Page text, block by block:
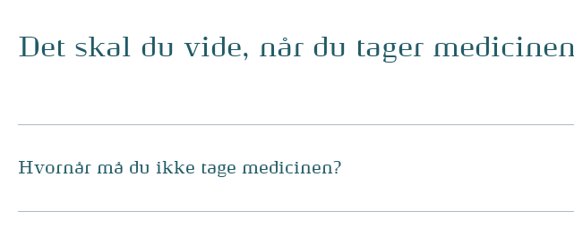
Det skal du vide, når du tager medicinen
Hvornår må du ikke tage medicinen?